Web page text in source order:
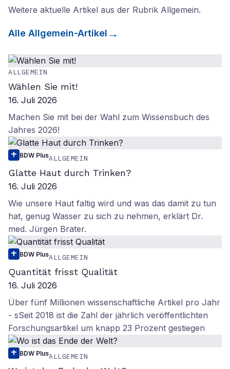
Weitere aktuelle Artikel aus der Rubrik Allgemein.
Alle Allgemein-Artikel
ALLGEMEIN
Wählen Sie mit!
16. Juli 2026
Machen Sie mit bei der Wahl zum Wissensbuch des
Jahres 2026!
BDW PlusALLGEMEIN
Glatte Haut durch Trinken?
16. Juli 2026
Wie unsere Haut faltig wird und was das damit zu tun
hat, genug Wasser zu sich zu nehmen, erklärt Dr.
med. Jürgen Brater.
BDW PlusALLGEMEIN
Quantität frisst Qualität
16. Juli 2026
Über fünf Millionen wissenschaftliche Artikel pro Jahr
- sSeit 2018 ist die Zahl der jährlich veröffentlichten
Forschungsartikel um knapp 23 Prozent gestiegen
BDW PlusALLGEMEIN